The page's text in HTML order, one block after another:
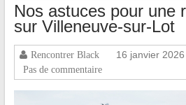
Nos astuces pour une
sur Villeneuve-sur-Lot
Rencontrer Black 16 janvier 2026
Pas de commentaire